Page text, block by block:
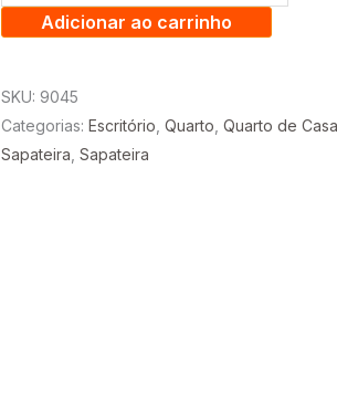
GIRATÓRIA
DE
ESPELHO
Adicionar ao carrinho
SKU: 9045
Categorias: Escritório Quarto Quarto de
Sapateira Sapateira